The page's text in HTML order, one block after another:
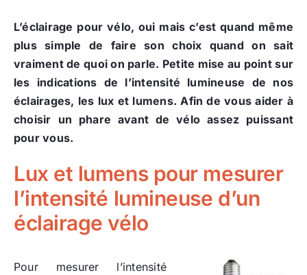
L’éclairage pour vélo, oui mais c’est quand même
plus simple de faire son choix quand on sait
vraiment de quoi on parle. Petite mise au point sur
les indications de l’intensité lumineuse de nos
éclairages, les lux et lumens. Afin de vous aider à
choisir un phare avant de vélo assez puissant
pour vous.
Lux et lumens pour mesurer
l’intensité lumineuse d’un
éclairage vélo
Pour mesurer l’intensité